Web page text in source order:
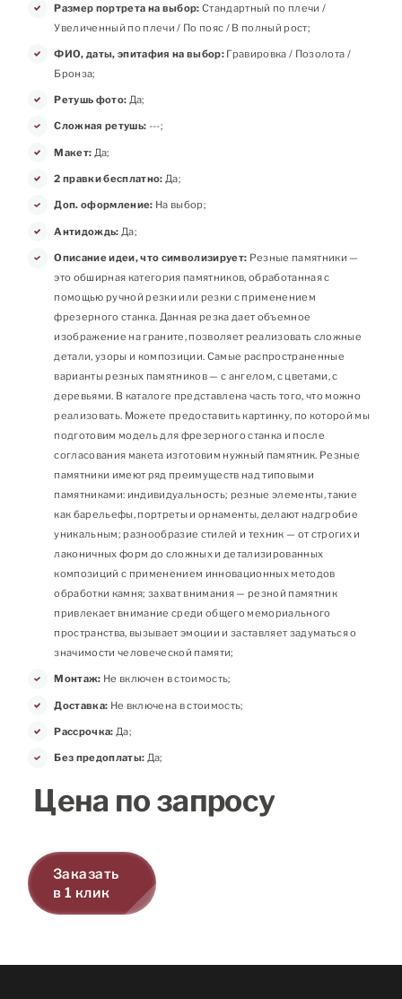
Размер портрета на выбор: Стандартный по плечи /
Увеличенный по плечи / По пояс / В полный рост;
ФИО, даты, эпитафия на выбор:Гравировка / Позолота /
Бронза;
Ретушь фото: Да;
Сложная ретушь: ---;
Макет: Да;
2 правки бесплатно: Да;
Доп. оформление: На выбор;
Антидождь: Да;
Описание идеи, что символизирует: Резные памятники —
это обширная категория памятников, обработанная с
помощью ручной резки или резки с применением
фрезерного станка. Данная резка дает объемное
изображение на граните, позволяет реализовать сложные
детали, узоры и композиции. Самые распространенные
варианты резных памятников — с ангелом, с цветами, с
деревьями. В каталоге представлена часть того, что можно
реализовать. Можете предоставить картинку, по которой мы
подготовим модель для фрезерного станка и после
согласования макета изготовим нужный памятник. Резные
памятники имеют ряд преимуществ над типовыми
памятниками: индивидуальность; резные элементы, такие
как барельефы, портреты и орнаменты, делают надгробие
уникальным; разнообразие стилей и техник — от строгих и
лаконичных форм до сложных и детализированных
композиций с применением инновационных методов
обработки камня; захват внимания — резной памятник
привлекает внимание среди общего мемориального
пространства, вызывает эмоции и заставляет задуматься о
значимости человеческой памяти;
Монтаж: Не включен в стоимость;
Доставка: Не включена в стоимость;
Рассрочка: Да;
Без предоплаты: Да;
Цена по запросу
Заказать
в 1 клик